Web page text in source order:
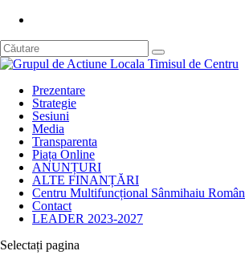
Prezentare
Strategie
Sesiuni
Media
Transparenta
Piața Online
ANUNȚURI
ALTE FINANȚĂRI
Centru Multifuncțional Sânmihaiu Român
Contact
LEADER 2023-2027
Selectați pagina